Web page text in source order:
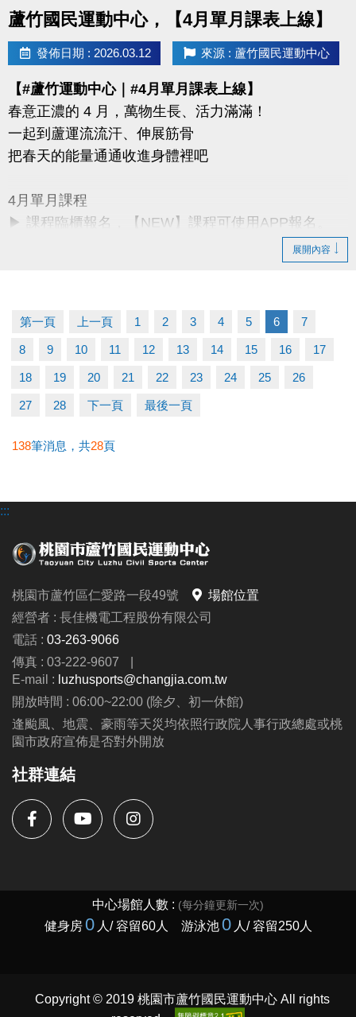
連絡資訊
-洽詢專線：03-2639066 #115、116
https://www.lzsports.com.tw/zh_TW/news/pageID/1/
-FB : 桃園市蘆竹國民運動中心
-IG : @luzhusports
蘆竹國民運動中心，【4月單月課表上線】
發佈日期 : 2026.03.12 來源 : 蘆竹國民運動中心
【#蘆竹運動中心｜#4月單月課表上線】
春意正濃的 4 月，萬物生長、活力滿滿！
一起到蘆運流流汗、伸展筋骨
把春天的能量通通收進身體裡吧
4月單月課程
▶ 課程臨櫃報名，【NEW】課程可使用APP報名。
▶ 有氧、瑜珈、飛輪需年滿15歲；懸吊、空瑜需年滿
18歲。
▶ 若因人數不足無法開班，將於開課前通知，並請持
原信用卡、繳費憑證及發票至本中心辦理退費。
-洽詢專線：03-2639066 #112
-FB : 桃園市蘆竹國民運動中心
展開內容
第一頁 上一頁 1 2 3 4 5 6 7
8 9 10 11 12 13 14 15 16 17
18 19 20 21 22 23 24 25 26
27 28 下一頁 最後一頁
138筆消息，共28頁
:::
桃園市蘆竹區仁愛路一段49號
場館位置
經營者 : 長佳機電工程股份有限公司
電話 : 03-263-9066
傳真 : 03-222-9607
|
E-mail : luzhusports@changjia.com.tw
開放時間 : 06:00~22:00 (除夕、初一休館)
逢颱風、地震、豪雨等天災均依照行政院人事行政總處或桃
園市政府宣佈是否對外開放
社群連結
Copyright © 2019 桃園市蘆竹國民運動中心 All rights